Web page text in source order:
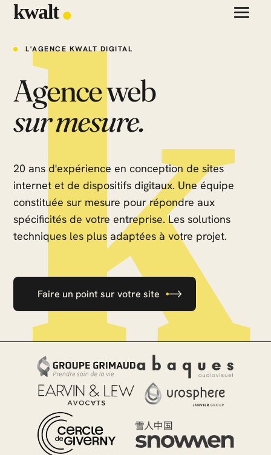
L'AGENCE KWALT DIGITAL
Agence web
sur mesure.
20 ans d'expérience en conception de sites
internet et de dispositifs digitaux. Une équipe
constituée sur mesure pour répondre aux
spécificités de votre entreprise. Les solutions
techniques les plus adaptées à votre projet.
Faire un point sur votre site